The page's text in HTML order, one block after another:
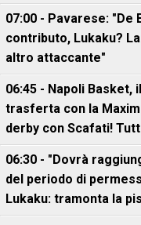
07:00 - Pavarese: "De
contributo, Lukaku?
altro attaccante"
06:45 - Napoli Basket,
trasferta con la
derby con Scafati!
06:30 - "Dovrà
del periodo di
Lukaku: tramonta la